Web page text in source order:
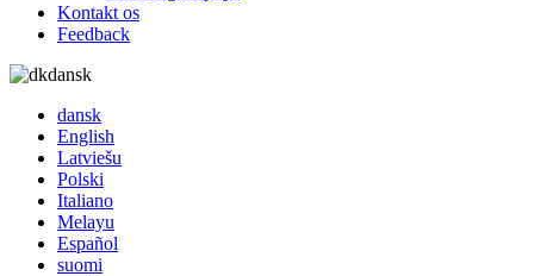
Kontakt os
Feedback
dansk
dansk
English
Latviešu
Polski
Italiano
Melayu
Español
suomi